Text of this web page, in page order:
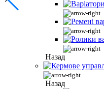
Назад
Назад